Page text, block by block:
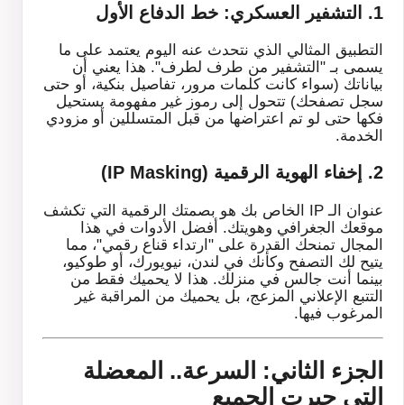
1. التشفير العسكري: خط الدفاع الأول
التطبيق المثالي الذي نتحدث عنه اليوم يعتمد على ما
يسمى بـ "التشفير من طرف لطرف". هذا يعني أن
بياناتك (سواء كانت كلمات مرور، تفاصيل بنكية، أو حتى
سجل تصفحك) تتحول إلى رموز غير مفهومة يستحيل
فكها حتى لو تم اعتراضها من قبل المتسللين أو مزودي
الخدمة.
2. إخفاء الهوية الرقمية (IP Masking)
عنوان الـ IP الخاص بك هو بصمتك الرقمية التي تكشف
موقعك الجغرافي وهويتك. أفضل الأدوات في هذا
المجال تمنحك القدرة على "ارتداء قناع رقمي"، مما
يتيح لك التصفح وكأنك في لندن، نيويورك، أو طوكيو،
بينما أنت جالس في منزلك. هذا لا يحميك فقط من
التتبع الإعلاني المزعج، بل يحميك من المراقبة غير
المرغوب فيها.
الجزء الثاني: السرعة.. المعضلة
التي حيرت الجميع